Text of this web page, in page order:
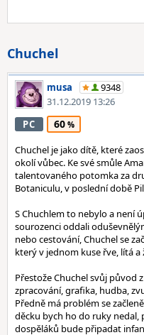
Chuchel
musa
9348
31.12.2019 13:26
PC 60
Chuchel je jako dítě, které
okolí vůbec. Ke své smůle
talentovaného potomka za
Botaniculu, v poslední době
S Chuchlem to nebylo a není
sourozenci oddali
nebo cestování, Chuchel se
který v jednom kuse řve, lítá a
Přestože Chuchel svůj původ
zpracování, grafika, hudba,
Předně má problém se
děcku bych ho do ruky nedal,
dospěláků bude připadat